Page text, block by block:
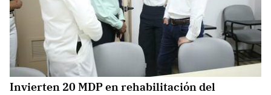
Invierten 20 MDP en rehabilitación del